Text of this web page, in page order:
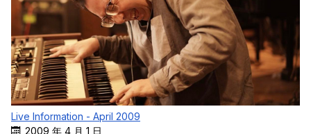
Live Information - April 2009
2009 年 4 月 1 日